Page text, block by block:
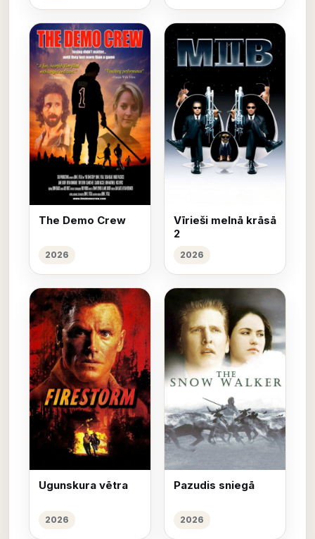
The Demo Crew
2026
Vīrieši melnā krāsā
2
2026
Ugunskura vētra
2026
Pazudis sniegā
2026